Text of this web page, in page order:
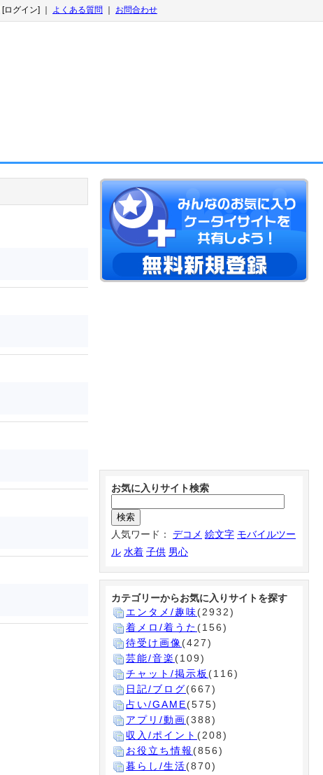
[ログイン] ｜ よくある質問 お問合わせ
お気に入りサイト検索
人気ワード： デコメ 絵文字 モバイルツー
ル 水着 子供 男心
カテゴリーからお気に入りサイトを探す
エンタメ/趣味(2932)
着メロ/着うた (156)
待受け画像(427)
芸能/音楽 (109)
チャット/掲示板 (116)
日記/ブログ(667)
占い/GAME(575)
アプリ/動画(388)
収入/ポイント (208)
お役立ち情報 (856)
暮らし/生活(870)